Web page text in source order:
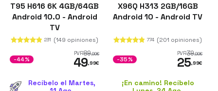
T95 H616 6K 4GB/64GB
Android 10.0 - Android
TV
231 (149 opiniones)
PVR89,99€
49,99€
-44%
Recíbelo el Martes,
X96Q H313 2GB/16GB
Android 10 - Android TV
774 (201 opiniones)
PVR39,99€
25,99€
-35%
¡En camino! Recíbelo